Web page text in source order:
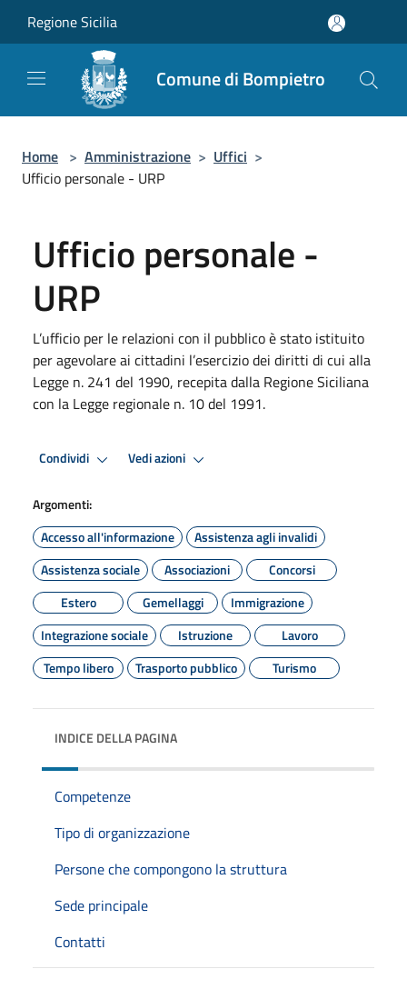
Regione Sicilia
Comune di Bompietro
Home > Amministrazione > Uffici >
Ufficio personale - URP
Ufficio personale -
URP
L’ufficio per le relazioni con il pubblico è stato istituito
per agevolare ai cittadini l’esercizio dei diritti di cui alla
Legge n. 241 del 1990, recepita dalla Regione Siciliana
con la Legge regionale n. 10 del 1991.
Condividi Vedi azioni
Argomenti:
Accesso all'informazione
Assistenza agli invalidi
Assistenza sociale
Associazioni
Concorsi
Estero
Gemellaggi
Immigrazione
Integrazione sociale
Istruzione
Lavoro
Tempo libero
Trasporto pubblico Turismo
INDICE DELLA PAGINA
Competenze
Tipo di organizzazione
Persone che compongono la struttura
Sede principale
Contatti